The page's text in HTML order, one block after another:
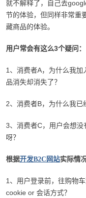
就不解释了，自己去
节的体验，但同样非常重
藏商品的体验。
用户常会有这么3个疑问：
1、消费者A，为什么我
品消失却消失了？
2、消费者B，为什么我已
3、消费者C，用户会想
呀？
根据开发B2C网站实际情
1、用户登录前，往购物
cookie or 会话方式？